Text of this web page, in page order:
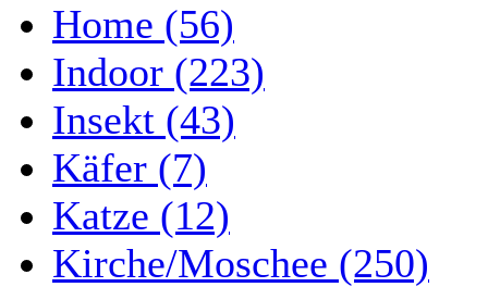
Home (56)
Indoor (223)
Insekt (43)
Käfer (7)
Katze (12)
Kirche/Moschee (250)